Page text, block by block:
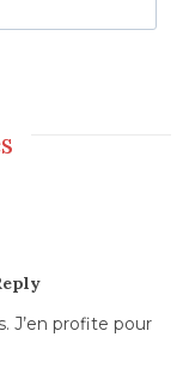
J’en profite pour